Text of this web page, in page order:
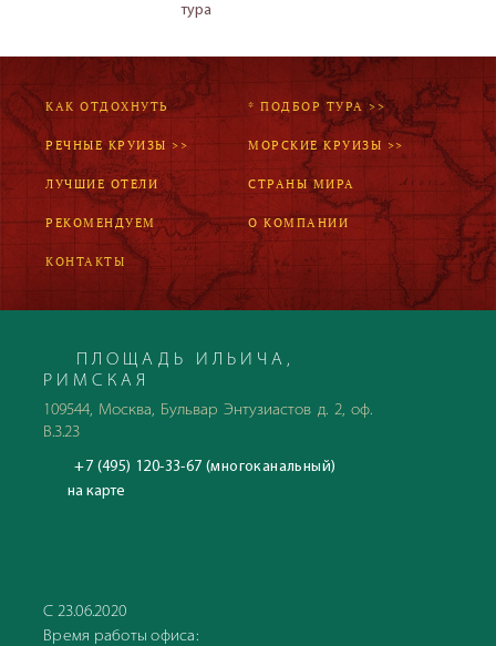
тура
КАК ОТДОХНУТЬ * ПОДБОР ТУРА >>
РЕЧНЫЕ КРУИЗЫ >> МОРСКИЕ КРУИЗЫ >>
ЛУЧШИЕ ОТЕЛИ СТРАНЫ МИРА
РЕКОМЕНДУЕМ О КОМПАНИИ
КОНТАКТЫ
ПЛОЩАДЬ ИЛЬИЧА,
РИМСКАЯ
109544, Москва, Бульвар Энтузиастов д. 2, оф.
В.3.23
+7 (495) 120-33-67 (многоканальный)
на карте
С 23.06.2020
Время работы офиса: